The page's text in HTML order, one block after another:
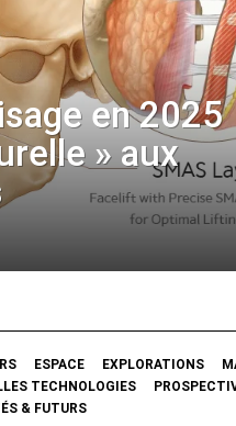
en 2025
» aux
ESPACE EXPLORATIONS
TECHNOLOGIES
& FUTURS